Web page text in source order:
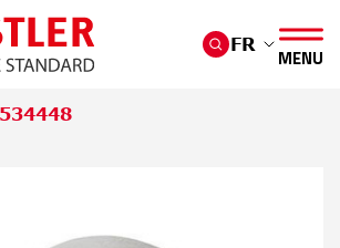
principal
FR
MENU